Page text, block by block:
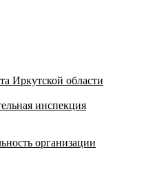
Иркутской области
инспекция
организации